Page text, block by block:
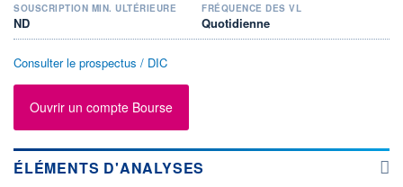
SOUSCRIPTION MIN. ULTÉRIEURE
ND
FRÉQUENCE DES VL
Quotidienne
Consulter le prospectus / DIC
Ouvrir un compte Bourse
ÉLÉMENTS D'ANALYSES